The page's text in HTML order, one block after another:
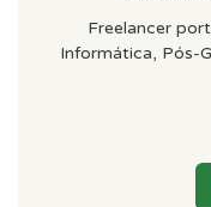
Freelancer
Informática, Pós-